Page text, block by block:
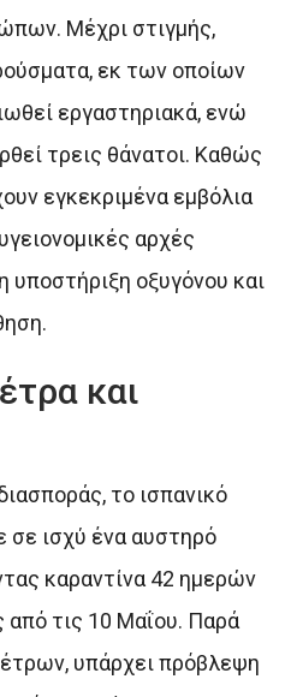
Μέχρι στιγμής,
εκ των οποίων
εργαστηριακά, ενώ
τρεις θάνατοι. Καθώς
εγκεκριμένα εμβόλια
αρχές
υποστήριξη οξυγόνου και
και
το ισπανικό
σε ισχύ ένα αυστηρό
καραντίνα 42 ημερών
από τις 10 Μαΐου. Παρά
υπάρχει πρόβλεψη